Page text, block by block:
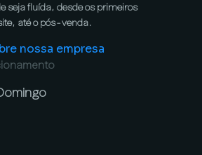
seja fluída, desde os primeiros
até o pós-venda.
nossa empresa